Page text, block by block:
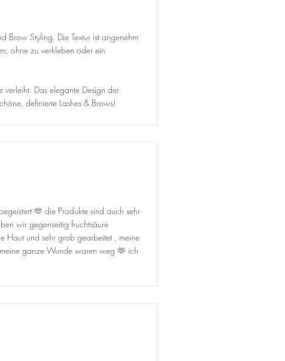
Brow Styling. Die Textur ist angenehm
ohne zu verkleben oder ein
Das elegante Design der
definierte Lashes & Brows!
🫶 die Produkte sind auch sehr
wir gegenseitig fruchtsäure
Haut und sehr grob gearbeitet , meine
ganze Wunde waren weg 🫶 ich